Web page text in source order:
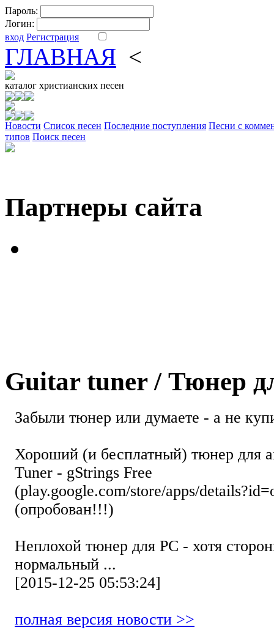
Пароль:
Логин:
вход Регистрация
ГЛАВНАЯ <
каталог христианских песен
Новости Cписок песен Последние поступления Песни с
типов Поиск песен
Партнеры сайта
Guitar tuner / Тюнер
Забыли тюнер или думаете - а не
Хороший (и бесплатный) тюнер для
Tuner - gStrings Free
(play.google.com/store/apps/
(опробован!!!)
Неплохой тюнер для РС - хотя
нормальный ...
[2015-12-25 05:53:24]
полная версия новости >>